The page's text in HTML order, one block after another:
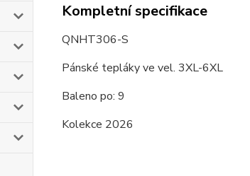
Kompletní specifikace
QNHT306-S
Pánské tepláky ve vel. 3XL-6XL
Baleno po: 9
Kolekce 2026